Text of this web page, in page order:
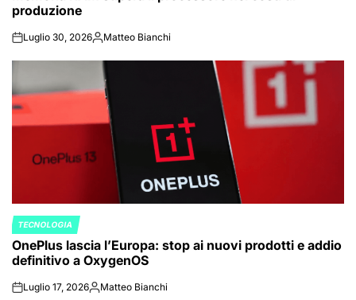
produzione
onLuglio 30, 2026Posted
Matteo Bianchi
POSTED
IN
TECNOLOGIA
OnePlus lascia l’Europa: stop ai nuovi prodotti e addio
definitivo a OxygenOS
onLuglio 17, 2026Posted
Matteo Bianchi